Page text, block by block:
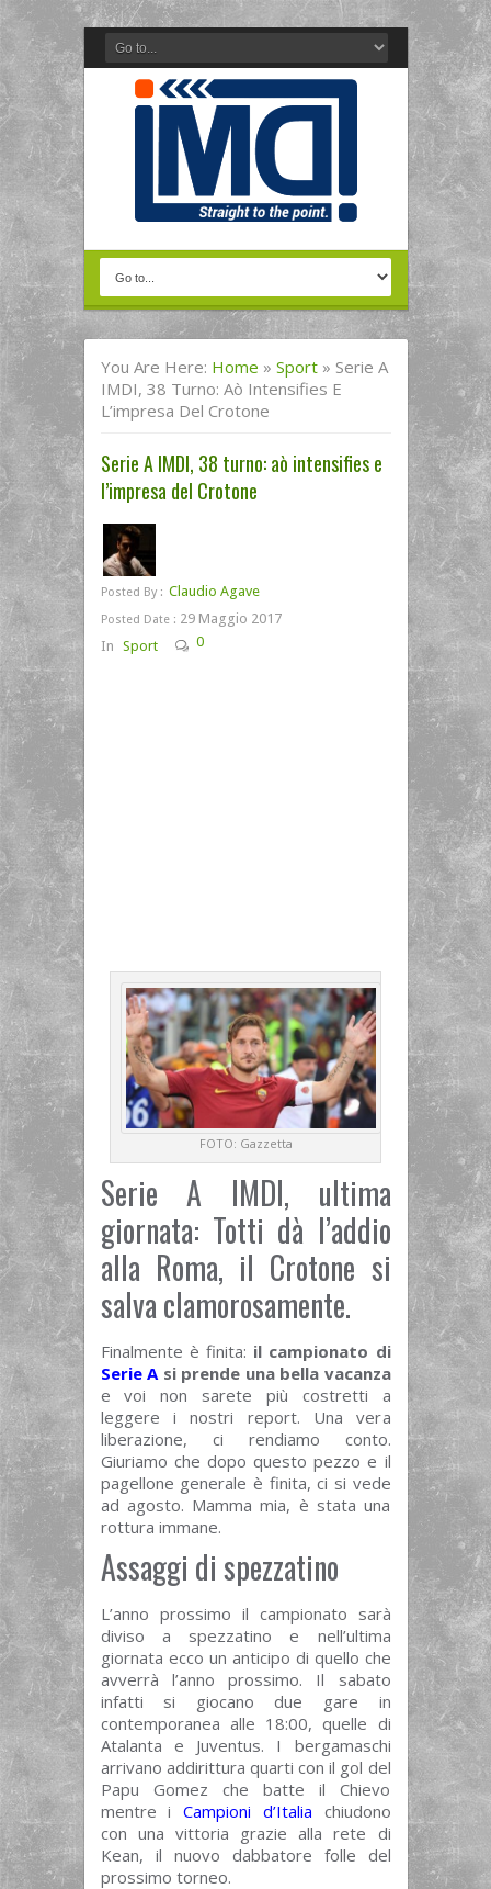
You Are Here: Home » Sport » Serie A
IMDI, 38 Turno: Aò Intensifies E
L’impresa Del Crotone
Serie A IMDI, 38 turno: aò intensifies e
l’impresa del Crotone
Posted By : Claudio Agave
Posted Date : 29 Maggio 2017
In Sport 0
FOTO: Gazzetta
Serie A IMDI, ultima
giornata: Totti dà l’addio
alla Roma, il Crotone si
salva clamorosamente.
Finalmente è finita: il campionato di
Serie A si prende una bella vacanza
e voi non sarete più costretti a
leggere i nostri report. Una vera
liberazione, ci rendiamo conto.
Giuriamo che dopo questo pezzo e il
pagellone generale è finita, ci si vede
ad agosto. Mamma mia, è stata una
rottura immane.
Assaggi di spezzatino
L’anno prossimo il campionato sarà
diviso a spezzatino e nell’ultima
giornata ecco un anticipo di quello che
avverrà l’anno prossimo. Il sabato
infatti si giocano due gare in
contemporanea alle 18:00, quelle di
Atalanta e Juventus. I bergamaschi
arrivano addirittura quarti con il gol del
Papu Gomez che batte il Chievo
mentre i Campioni d’Italia chiudono
con una vittoria grazie alla rete di
Kean, il nuovo dabbatore folle del
prossimo torneo.